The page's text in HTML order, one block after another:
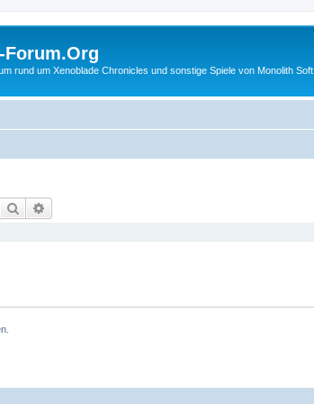
Forum.Org
rund um Xenoblade Chronicles und sonstige Spiele von Monolith Soft
Suche